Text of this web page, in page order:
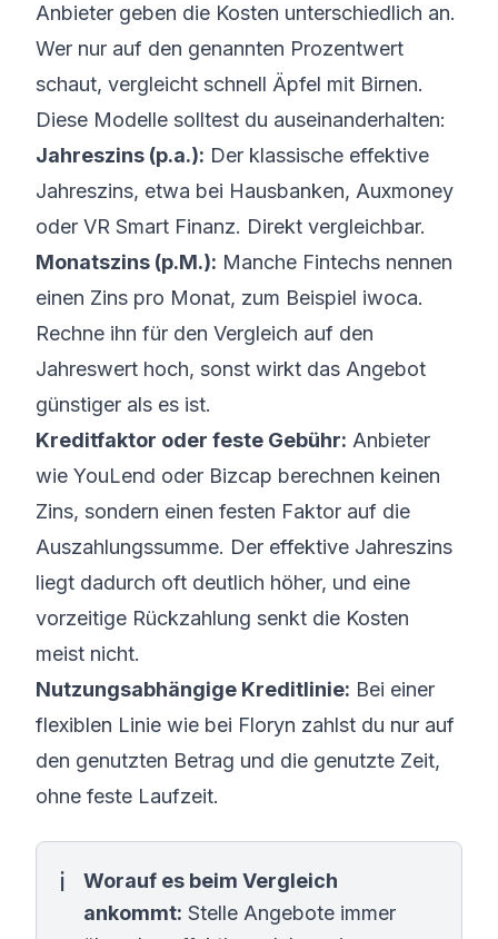
Anbieter geben die Kosten unterschiedlich an.
Wer nur auf den genannten Prozentwert
schaut, vergleicht schnell Äpfel mit Birnen.
Diese Modelle solltest du auseinanderhalten:
Jahreszins (p.a.): Der klassische effektive
Jahreszins, etwa bei Hausbanken, Auxmoney
oder VR Smart Finanz. Direkt vergleichbar.
Monatszins (p.M.): Manche Fintechs nennen
einen Zins pro Monat, zum Beispiel iwoca.
Rechne ihn für den Vergleich auf den
Jahreswert hoch, sonst wirkt das Angebot
günstiger als es ist.
Kreditfaktor oder feste Gebühr: Anbieter
wie YouLend oder Bizcap berechnen keinen
Zins, sondern einen festen Faktor auf die
Auszahlungssumme. Der effektive Jahreszins
liegt dadurch oft deutlich höher, und eine
vorzeitige Rückzahlung senkt die Kosten
meist nicht.
Nutzungsabhängige Kreditlinie: Bei einer
flexiblen Linie wie bei Floryn zahlst du nur auf
den genutzten Betrag und die genutzte Zeit,
ohne feste Laufzeit.
Worauf es beim Vergleich
ankommt: Stelle Angebote immer